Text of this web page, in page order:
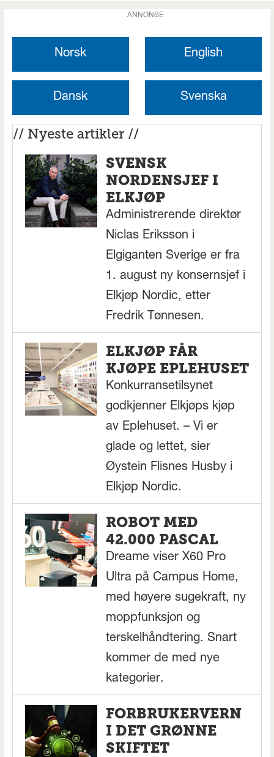
ANNONSE
Norsk English
Dansk Svenska
// Nyeste artikler //
SVENSK
NORDENSJEF I
ELKJØP
Administrerende direktør
Niclas Eriksson i
Elgiganten Sverige er fra
1. august ny konsernsjef i
Elkjøp Nordic, etter
Fredrik Tønnesen.
ELKJØP FÅR
KJØPE EPLEHUSET
Konkurransetilsynet
godkjenner Elkjøps kjøp
av Eplehuset. – Vi er
glade og lettet, sier
Øystein Flisnes Husby i
Elkjøp Nordic.
ROBOT MED
42.000 PASCAL
Dreame viser X60 Pro
Ultra på Campus Home,
med høyere sugekraft, ny
moppfunksjon og
terskelhåndtering. Snart
kommer de med nye
kategorier.
FORBRUKERVERN
I DET GRØNNE
SKIFTET